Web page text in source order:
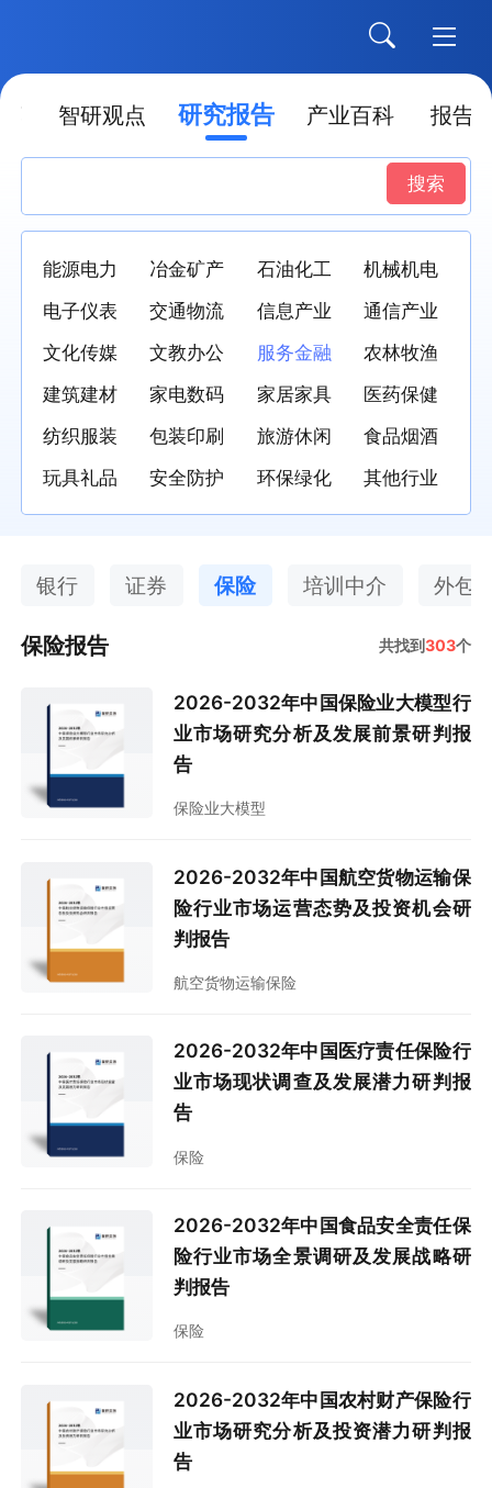
智研观点 研究报告 产业百科 报告
搜索
能源电力 冶金矿产 石油化工
机械机电
电子仪表
交通物流 信息产业
通信产业
文化传媒
文教办公 服务金融
农林牧渔
建筑建材
家电数码 家居家具
医药保健
纺织服装
包装印刷 旅游休闲
食品烟酒
玩具礼品
安全防护 环保绿化 其他行业
银行 证券 保险 培训中介 外包
保险报告 共找到303个
2026-2032年中国保险业大模型行
业市场研究分析及发展前景研判报
告
保险业大模型
2026-2032年中国航空货物运输保
险行业市场运营态势及投资机会研
判报告
航空货物运输保险
2026-2032年中国医疗责任保险行
业市场现状调查及发展潜力研判报
告
保险
2026-2032年中国食品安全责任保
险行业市场全景调研及发展战略研
判报告
保险
2026-2032年中国农村财产保险行
业市场研究分析及投资潜力研判报
告